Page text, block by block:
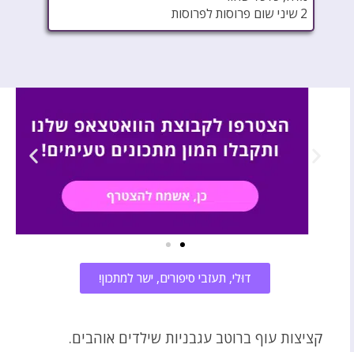
2 שיני שום פרוסות לפרוסות
דוּלי, תעזבי סיפורים, ישר למתכון!
קציצות עוף ברוטב עגבניות שילדים אוהבים.